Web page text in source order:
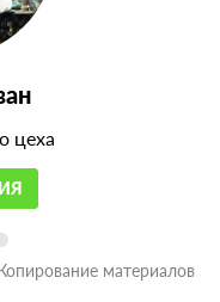
цеха
материалов